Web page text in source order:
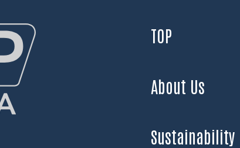
TOP
About Us
Sustainability